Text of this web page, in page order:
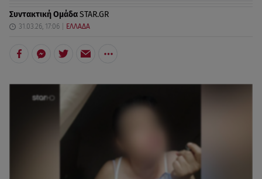
Συντακτική ΟμάδαSTAR.GR
31.03.26, 17:06 ΕΛΛΑΔΑ